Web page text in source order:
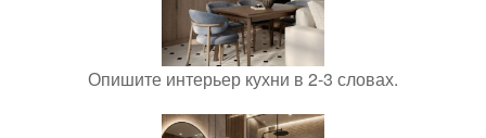
Опишите интерьер кухни в 2-3 словах.